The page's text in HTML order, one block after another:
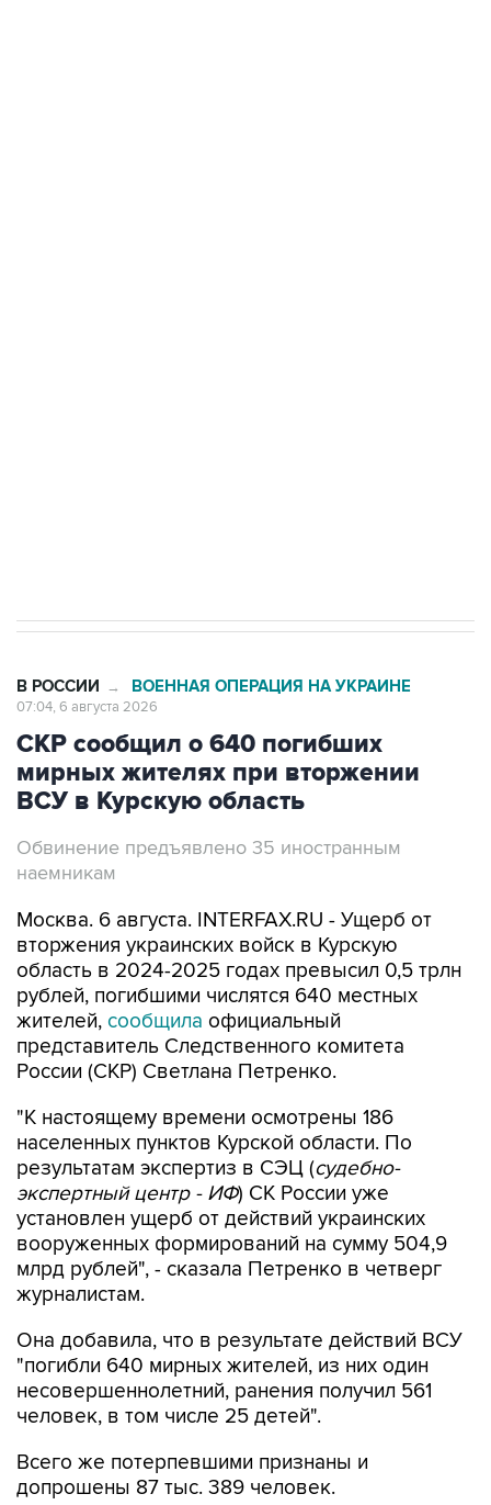
В РОССИИ → ВОЕННАЯ ОПЕРАЦИЯ НА УКРАИНЕ
07:04, 6 августа 2026
СКР сообщил о 640 погибших
мирных жителях при вторжении
ВСУ в Курскую область
Обвинение предъявлено 35 иностранным
наемникам
Москва. 6 августа. INTERFAX.RU - Ущерб от
вторжения украинских войск в Курскую
область в 2024-2025 годах превысил 0,5 трлн
рублей, погибшими числятся 640 местных
жителей, сообщила официальный
представитель Следственного комитета
России (СКР) Светлана Петренко.
"К настоящему времени осмотрены 186
населенных пунктов Курской области. По
результатам экспертиз в СЭЦ (судебно-
экспертный центр - ИФ) СК России уже
установлен ущерб от действий украинских
вооруженных формирований на сумму 504,9
млрд рублей", - сказала Петренко в четверг
журналистам.
Она добавила, что в результате действий ВСУ
"погибли 640 мирных жителей, из них один
несовершеннолетний, ранения получил 561
человек, в том числе 25 детей".
Всего же потерпевшими признаны и
допрошены 87 тыс. 389 человек.